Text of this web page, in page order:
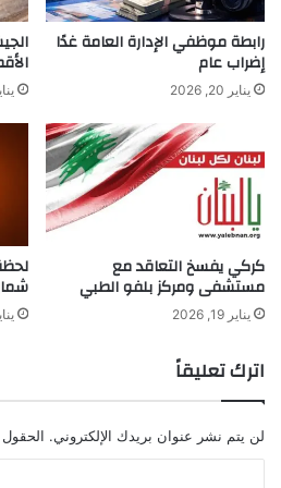
=
ar_AR/sdk.js#xfbm
fjs);
}(document, ‘script’, ‘facebook-jssdk’));
■ مصدر الخبرالأصلي
نشر لأول مرة على:
تاريخ النشر:
الكاتب:
علي دراغمة
ر
ل
إ
ة
ب
خ
ر
ف
ج
د
ي
K
h
a
r
ب
ا
ل
ا
و
م
رابطة موظفي الإدارة العامة غدًا
إضراب عام
يناير 20, 2026 يناير
كركي يفسخ التعاقد مع
مستشفى ومركز بلفو الطبي
يناير 19, 2026 يناير
اترك تعليقاً
لن يتم نشر عنوان بريدك الإلكتروني. الحقول